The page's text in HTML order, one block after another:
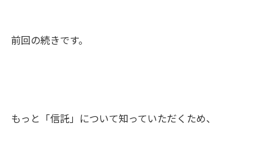
前回の続きです。
もっと「信託」について知っていただくため、